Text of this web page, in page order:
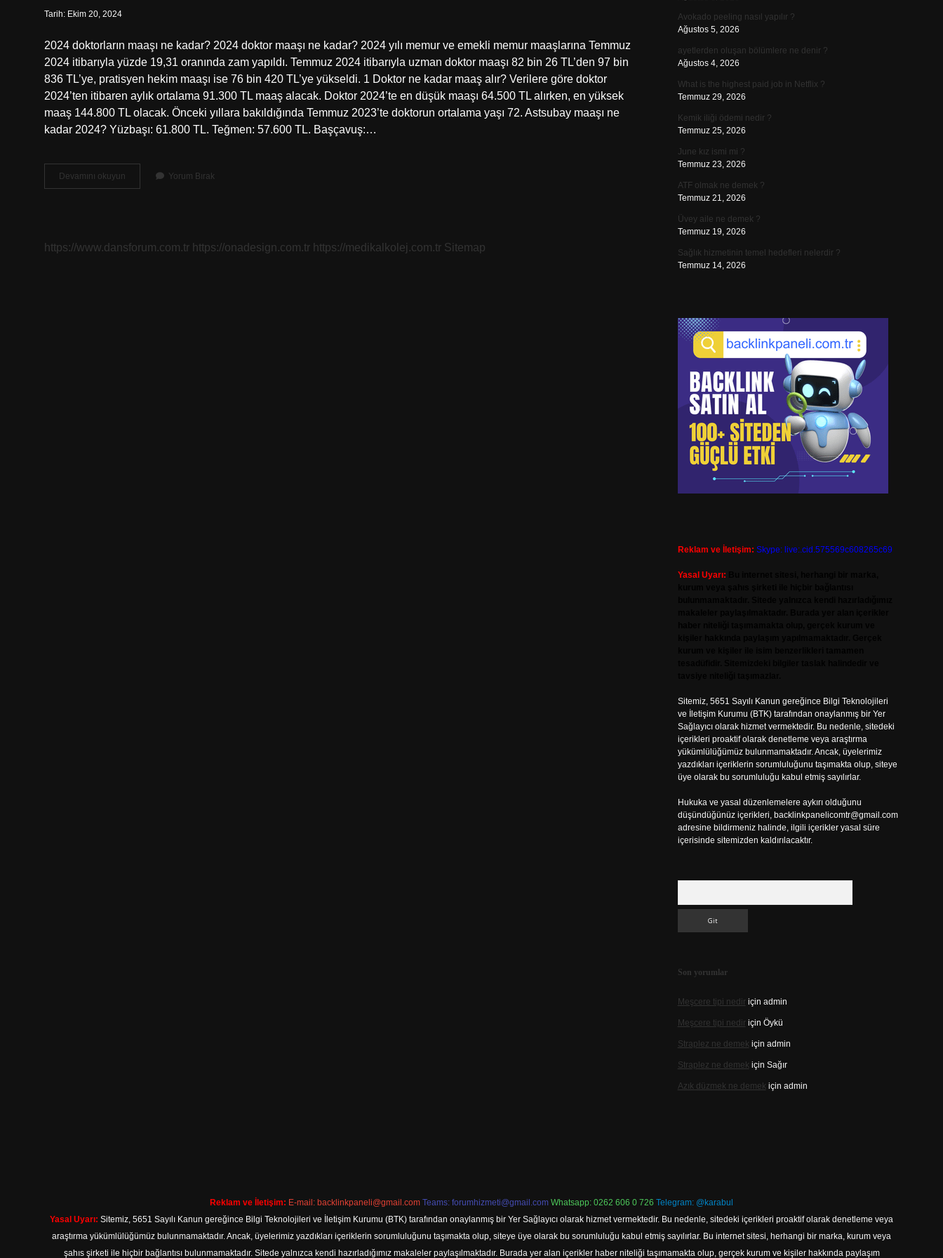
Tarih: Ekim 20, 2024
2024 doktorların maaşı ne kadar? 2024 doktor maaşı ne kadar? 2024 yılı memur ve emekli memur maaşlarına Temmuz
2024 itibarıyla yüzde 19,31 oranında zam yapıldı. Temmuz 2024 itibarıyla uzman doktor maaşı 82 bin 26 TL’den 97 bin
836 TL’ye, pratisyen hekim maaşı ise 76 bin 420 TL’ye yükseldi. 1 Doktor ne kadar maaş alır? Verilere göre doktor
2024’ten itibaren aylık ortalama 91.300 TL maaş alacak. Doktor 2024’te en düşük maaşı 64.500 TL alırken, en yüksek
maaş 144.800 TL olacak. Önceki yıllara bakıldığında Temmuz 2023’te doktorun ortalama yaşı 72. Astsubay maaşı ne
kadar 2024? Yüzbaşı: 61.800 TL. Teğmen: 57.600 TL. Başçavuş:…
Devamını okuyun
Doktor
Yorum Bırak
https://www.dansforum.com.tr https://onadesign.com.tr https://medikalkolej.com.tr Sitemap
Avokado peeling nasıl yapılır ?
Ağustos 5, 2026
ayetlerden oluşan bölümlere ne denir ?
Ağustos 4, 2026
What is the highest paid job in Netflix ?
Temmuz 29, 2026
Kemik iliği ödemi nedir ?
Temmuz 25, 2026
June kız ismi mi ?
Temmuz 23, 2026
ATF olmak ne demek ?
Temmuz 21, 2026
Üvey aile ne demek ?
Temmuz 19, 2026
Sağlık hizmetinin temel hedefleri nelerdir ?
Temmuz 14, 2026
Reklam ve İletişim: Skype: live:.cid.575569c608265c69
Yasal Uyarı:
Sitemiz, 5651 Sayılı Kanun gereğince Bilgi Teknolojileri
ve İletişim Kurumu (BTK) tarafından onaylanmış bir Yer
Sağlayıcı olarak hizmet vermektedir. Bu nedenle, sitedeki
içerikleri proaktif olarak denetleme veya araştırma
yükümlülüğümüz bulunmamaktadır. Ancak, üyelerimiz
yazdıkları içeriklerin sorumluluğunu taşımakta olup, siteye
üye olarak bu sorumluluğu kabul etmiş sayılırlar.
Hukuka ve yasal düzenlemelere aykırı olduğunu
düşündüğünüz içerikleri, backlinkpanelicomtr@gmail.com
adresine bildirmeniz halinde, ilgili içerikler yasal süre
içerisinde sitemizden kaldırılacaktır.
Son yorumlar
Meşcere tipi nediriçin admin
Meşcere tipi nediriçin Öykü
Straplez ne demek için admin
Straplez ne demek için Sağır
Azık düzmek ne demek için admin
Reklam ve İletişim: E-mail: backlinkpaneli@gmail.com Teams: forumhizmeti@gmail.com Whatsapp: 0262 606 0 726 Telegram: @karabul
Yasal Uyarı: Sitemiz, 5651 Sayılı Kanun gereğince Bilgi Teknolojileri ve İletişim Kurumu (BTK) tarafından onaylanmış bir Yer Sağlayıcı olarak hizmet vermektedir. Bu nedenle, sitedeki içerikleri proaktif olarak denetleme veya
araştırma yükümlülüğümüz bulunmamaktadır. Ancak, üyelerimiz yazdıkları içeriklerin sorumluluğunu taşımakta olup, siteye üye olarak bu sorumluluğu kabul etmiş sayılırlar. Bu internet sitesi, herhangi bir marka, kurum veya
şahıs şirketi ile hiçbir bağlantısı bulunmamaktadır. Sitede yalnızca kendi hazırladığımız makaleler paylaşılmaktadır. Burada yer alan içerikler haber niteliği taşımamakta olup, gerçek kurum ve kişiler hakkında paylaşım